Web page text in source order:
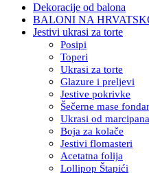
Dekoracije od balona
BALONI NA
Jestivi ukrasi za torte
Posipi
Toperi
Ukrasi za torte
Glazure i preljevi
Jestive pokrivke
Šečerne mase
Ukrasi od marcipana
Boja za kolače
Jestivi flomasteri
Acetatna folija
Lollipop Štapići